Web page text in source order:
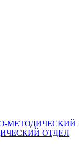
МЕТОДИЧЕСКИЙ
ОТДЕЛ